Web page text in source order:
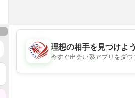
💖
理想の相手を見つけよう
今すぐ出会い系アプリをダウ